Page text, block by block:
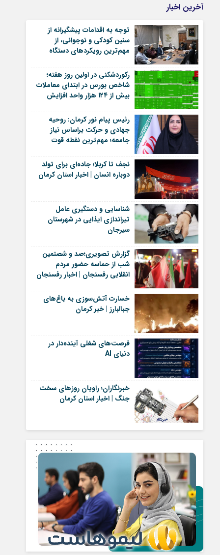
آخرین اخبار
توجه به اقدامات پیشگیرانه از
سنین کودکی و نوجوانی، از
مهم‌ترین رویکردهای دستگاه
رکوردشکنی در اولین روز هفته؛
شاخص بورس در ابتدای معاملات
بیش از ۱۲۴ هزار واحد افزایش
رئیس پیام نور کرمان: روحیه
جهادی و حرکت براساس نیاز
جامعه؛ مهم‌ترین نقطه قوت
شهرستان ها
نجف تا کربلا؛ جاده‌ای برای تولد
دوباره انسان | اخبار استان کرمان
شناسایی و دستگیری عامل
تیراندازی ایذایی در شهرستان
سیرجان
گزارش تصویری؛صد و شصتمین
شب از حماسه حضور مردم
انقلابی رفسنجان | اخبار رفسنجان
خسارت آتش‌سوزی به باغ‌های
جبالبارز | خبر کرمان
فرصت‌های شغلی آینده‌دار در
دنیای AI
خبرنگاران؛ راویان روزهای سخت
جنگ | اخبار استان کرمان